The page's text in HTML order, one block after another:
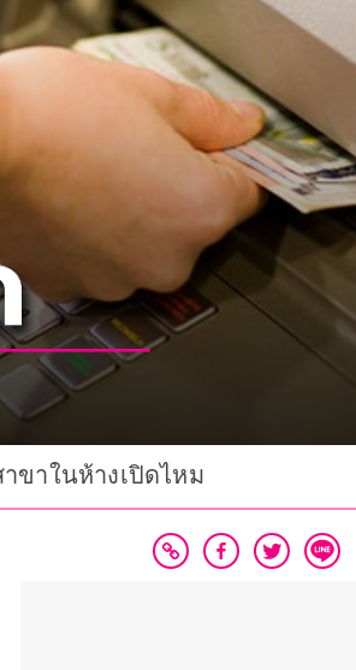
ขาในห้างเปิดไหม